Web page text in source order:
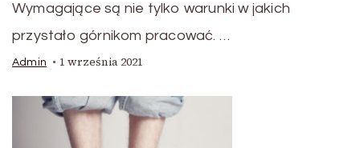
Wymagające są nie tylko warunki w jakich
przystało górnikom pracować. …
Admin 1 września 2021